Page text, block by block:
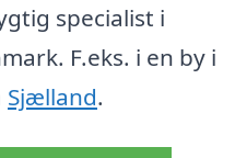
specialist i
F.eks. i en by i
Sjælland.